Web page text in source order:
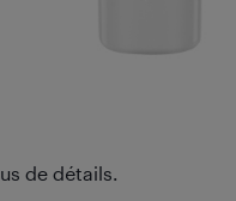
de détails.